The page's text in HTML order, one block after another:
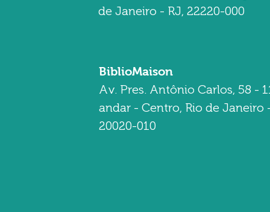
de Janeiro - RJ, 22220-000
BiblioMaison
Av. Pres. Antônio Carlos, 58 -
andar - Centro, Rio de Janeiro
20020-010